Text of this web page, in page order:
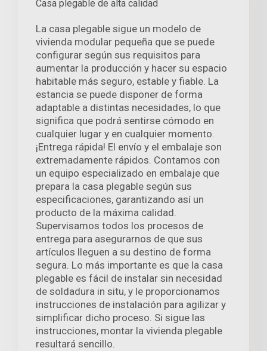
Casa plegable de alta calidad
La casa plegable sigue un modelo de
vivienda modular pequeña que se puede
configurar según sus requisitos para
aumentar la producción y hacer su espacio
habitable más seguro, estable y fiable. La
estancia se puede disponer de forma
adaptable a distintas necesidades, lo que
significa que podrá sentirse cómodo en
cualquier lugar y en cualquier momento.
¡Entrega rápida! El envío y el embalaje son
extremadamente rápidos. Contamos con
un equipo especializado en embalaje que
prepara la casa plegable según sus
especificaciones, garantizando así un
producto de la máxima calidad.
Supervisamos todos los procesos de
entrega para asegurarnos de que sus
artículos lleguen a su destino de forma
segura. Lo más importante es que la casa
plegable es fácil de instalar sin necesidad
de soldadura in situ, y le proporcionamos
instrucciones de instalación para agilizar y
simplificar dicho proceso. Si sigue las
instrucciones, montar la vivienda plegable
resultará sencillo.